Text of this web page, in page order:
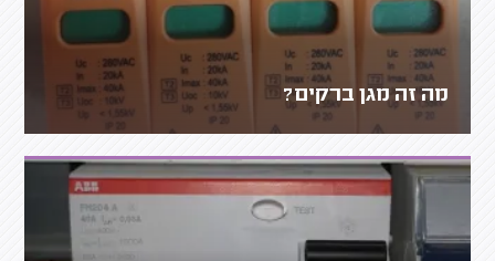
מה זה מגן ברקים?